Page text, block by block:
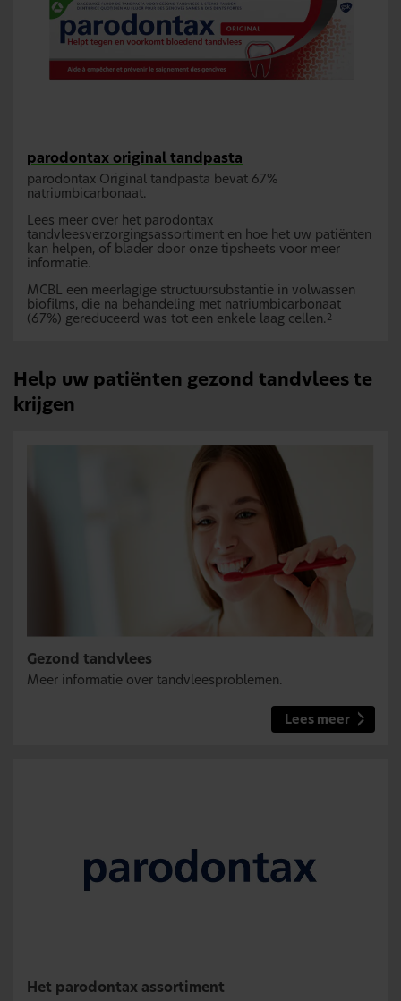
parodontax original tandpasta
parodontax Original tandpasta bevat 67%
natriumbicarbonaat.
Lees meer over het parodontax
tandvleesverzorgingsassortiment en hoe het uw patiënten
kan helpen, of blader door onze tipsheets voor meer
informatie.
MCBL een meerlagige structuursubstantie in volwassen
biofilms, die na behandeling met natriumbicarbonaat
(67%) gereduceerd was tot een enkele laag cellen. 2
Help uw patiënten gezond tandvlees te
krijgen
Gezond tandvlees
Meer informatie over tandvleesproblemen.
Lees meer
Het parodontax assortiment